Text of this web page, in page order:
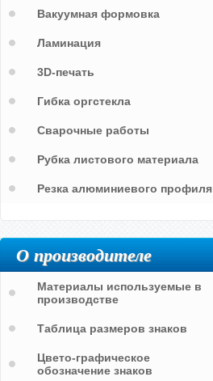
Вакуумная формовка
Ламинация
3D-печать
Гибка оргстекла
Сварочные работы
Рубка листового материала
Резка алюминиевого профиля
О производителе
Материалы используемые в
производстве
Таблица размеров знаков
Цвето-графическое
обозначение знаков